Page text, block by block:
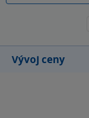
Vývoj ceny